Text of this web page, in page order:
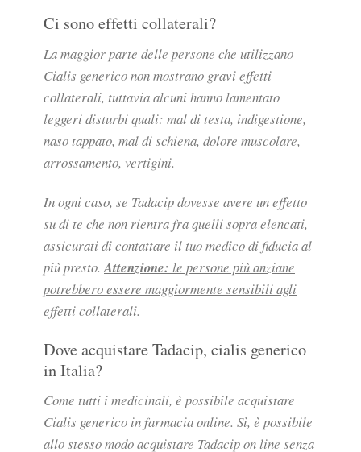
Ci sono effetti collaterali?
La maggior parte delle persone che utilizzano
Cialis generico non mostrano gravi effetti
collaterali, tuttavia alcuni hanno lamentato
leggeri disturbi quali: mal di testa, indigestione,
naso tappato, mal di schiena, dolore muscolare,
arrossamento, vertigini.
In ogni caso, se Tadacip dovesse avere un effetto
su di te che non rientra fra quelli sopra elencati,
assicurati di contattare il tuo medico di fiducia al
più presto.Attenzione: le persone più anziane
potrebbero essere maggiormente sensibili agli
effetti collaterali.
Dove acquistare Tadacip, cialis generico
in Italia?
Come tutti i medicinali, è possibile acquistare
Cialis generico in farmacia online. Sì, è possibile
allo stesso modo acquistare Tadacip on line senza